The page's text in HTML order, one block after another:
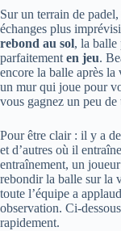
Sur un terrain de
échanges plus
rebond au sol, la balle
parfaitement en jeu.
encore la balle après
un mur qui joue pour
vous gagnez un peu
Pour être clair : il y a
et d’autres où il
entraînement, un
rebondir la balle sur la
toute l’équipe a
observation. Ci-
rapidement.